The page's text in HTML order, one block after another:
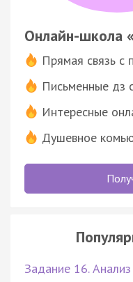
Онлайн-школа
Прямая связь с
Письменные дз
Интересные
Душевное
Задание 16.